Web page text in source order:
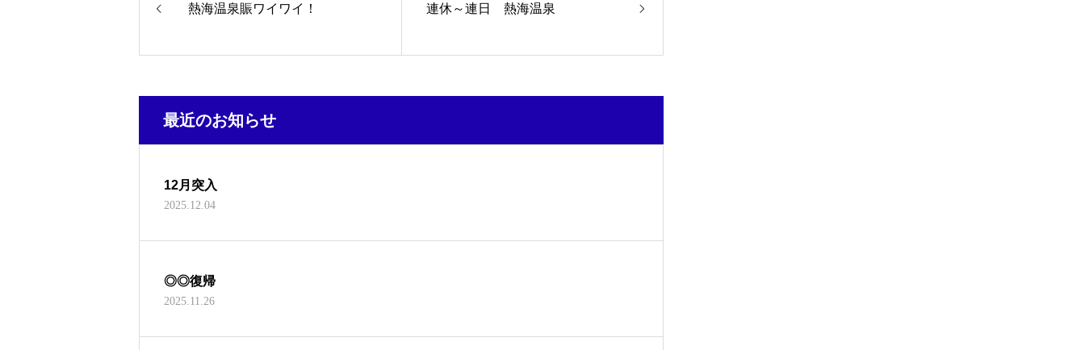
熱海温泉賑ワイワイ！ 連休～連日 熱海温泉
最近のお知らせ
12月突入
2025.12.04
◎◎復帰
2025.11.26